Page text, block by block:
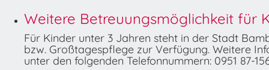
Weitere Betreuungsmöglichkeit für
Für Kinder unter 3 Jahren steht in der Stadt
bzw. Großtagespflege zur Verfügung. Weitere
unter den folgenden Telefonnummern: 0951 87-